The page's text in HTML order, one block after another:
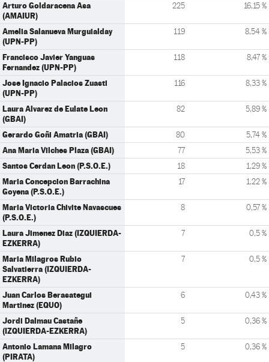
Arturo Goldaracena Asa
(AMAIUR)
225 16,15 %
Amelia Salanueva Murguialday
(UPN-PP)
119 8,54 %
Francisco Javier Yanguas
Fernandez (UPN-PP)
118 8,47 %
Jose Ignacio Palacios Zuasti
(UPN-PP)
116 8,33 %
Laura Alvarez de Eulate Leon
(GBAI)
82 5,89 %
Gerardo Goñi Amatria (GBAI) 80 5,74 %
Ana Maria Vilches Plaza (GBAI) 77 5,53 %
Santos Cerdan Leon (P.S.O.E.) 18 1,29 %
Maria Concepcion Barrachina
Goyena (P.S.O.E.)
17 1,22 %
Maria Victoria Chivite Navascues
(P.S.O.E.)
8 0,57 %
Laura Jimenez Diaz (IZQUIERDA-
EZKERRA)
7 0,5 %
Maria Milagros Rubio
Salvatierra (IZQUIERDA-
EZKERRA)
7 0,5 %
Juan Carlos Berasategui
Martinez (EQUO)
6 0,43 %
Jordi Dalmau Castañe
(IZQUIERDA-EZKERRA)
5 0,36 %
Antonio Lamana Milagro
(PIRATA)
5 0,36 %